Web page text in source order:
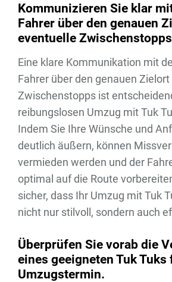
Kommunizieren Sie klar
Fahrer über den genauen
eventuelle
Eine klare Kommunikation mit
Fahrer über den genauen
Zwischenstopps ist
reibungslosen Umzug mit Tuk
Indem Sie Ihre Wünsche und
deutlich äußern, können
vermieden werden und der
optimal auf die Route
sicher, dass Ihr Umzug mit Tuk
nicht nur stilvoll, sondern auch
Überprüfen Sie vorab die
eines geeigneten Tuk Tuks
Umzugstermin.